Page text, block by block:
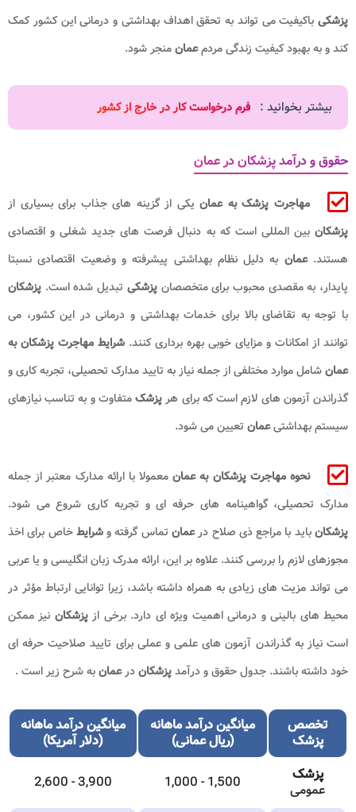
پزشکی باکیفیت می تواند به تحقق اهداف بهداشتی و درمانی این کشور کمک
کند و به بهبود کیفیت زندگی مردمعمانمنجر شود.
بیشتر بخوانید : فرم درخواست کار در خارج از کشور
حقوق و درآمد پزشکان در عمان
مهاجرت پزشک به عمانیکی از گزینه های جذاب برای بسیاری از
پزشکانبین المللی است که به دنبال فرصت های جدید شغلی و اقتصادی
هستند.عمان به دلیل نظام بهداشتی پیشرفته و وضعیت اقتصادی نسبتا
پایدار، به مقصدی محبوب برای متخصصانپزشکی تبدیل شده است. پزشکان
با توجه به تقاضای بالا برای خدمات بهداشتی و درمانی در این کشور، می
توانند از امکانات و مزایای خوبی بهره برداری کنند. شرایط مهاجرت پزشکان به
عمانشامل موارد مختلفی از جمله نیاز به تایید مدارک تحصیلی، تجربه کاری و
گذراندن آزمون های لازم است که برای هرپزشکمتفاوت و به تناسب نیازهای
سیستم بهداشتیعمان تعیین می شود.
نحوه مهاجرت پزشکان به عمان معمولا با ارائه مدارک معتبر از جمله
مدارک تحصیلی، گواهینامه های حرفه ای و تجربه کاری شروع می شود.
پزشکانباید با مراجع ذی صلاح درعمان تماس گرفته وشرایطخاص برای اخذ
مجوزهای لازم را بررسی کنند. علاوه بر این، ارائه مدرک زبان انگلیسی و یا عربی
می تواند مزیت های زیادی به همراه داشته باشد، زیرا توانایی ارتباط مؤثر در
محیط های بالینی و درمانی اهمیت ویژه ای دارد. برخی ازپزشکان نیز ممکن
است نیاز به گذراندن آزمون های علمی و عملی برای تایید صلاحیت حرفه ای
خود داشته باشند. جدول حقوق و درآمدپزشکاندرعمانبه شرح زیر است .
تخصص
پزشک
میانگین درآمد ماهانه
(ریالعمانی)
میانگین درآمد ماهانه
(دلار آمریکا)
پزشک
عمومی
1,000 - 1,500
2,600 - 3,900